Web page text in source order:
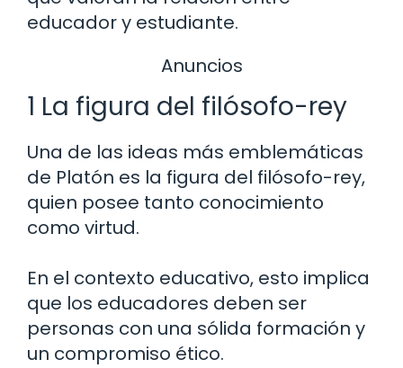
educador y estudiante.
Anuncios
1 La figura del filósofo-rey
Una de las ideas más emblemáticas
de Platón es la figura del filósofo-rey,
quien posee tanto conocimiento
como virtud.
En el contexto educativo, esto implica
que los educadores deben ser
personas con una sólida formación y
un compromiso ético.